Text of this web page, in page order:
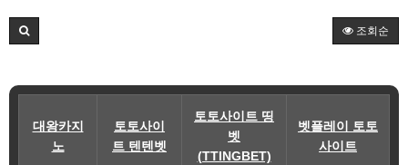
조회순
대왕카지
노
토토사이
트 텐텐벳
토토사이트 띵
벳
(TTINGBET)
벳플레이 토토
사이트